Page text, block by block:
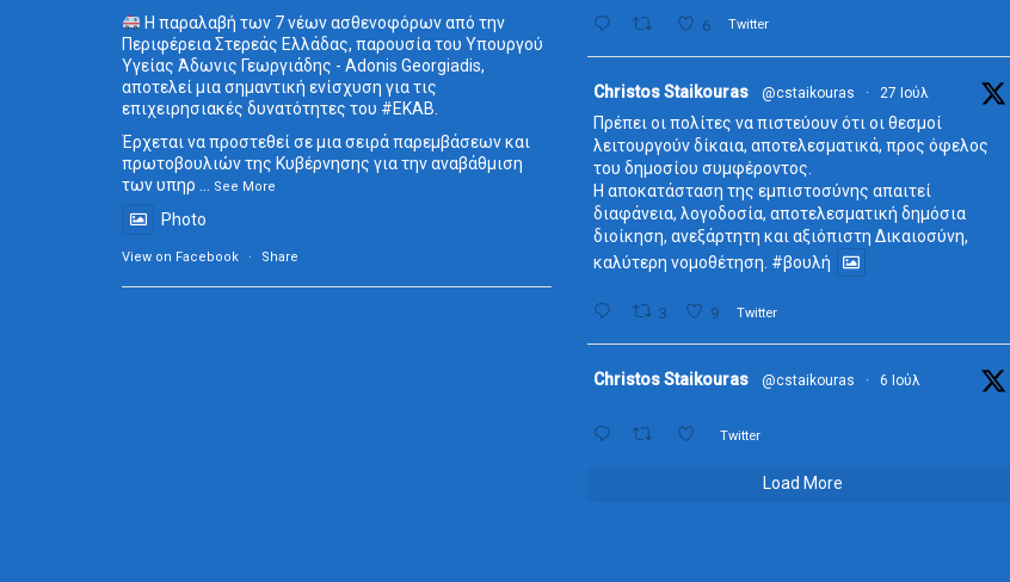
Η παραλαβή των 7 νέων ασθενοφόρων από την
Περιφέρεια Στερεάς Ελλάδας, παρουσία του Υπουργού
Υγείας Άδωνις Γεωργιάδης - Adonis Georgiadis,
αποτελεί μια σημαντική ενίσχυση για τις
επιχειρησιακές δυνατότητες του #ΕΚΑΒ
Έρχεται να προστεθεί σε μια σειρά παρεμβάσεων και
πρωτοβουλιών της Κυβέρνησης για την αναβάθμιση
των υπηρ
See More
Photo
View on Facebook · Share
6 Twitter
Christos Staikouras @cstaikouras · 27 Ιούλ
Πρέπει οι πολίτες να πιστεύουν ότι οι θεσμοί
λειτουργούν δίκαια, αποτελεσματικά, προς όφελος
του δημοσίου συμφέροντος.
Η αποκατάσταση της εμπιστοσύνης απαιτεί
διαφάνεια, λογοδοσία, αποτελεσματική δημόσια
διοίκηση, ανεξάρτητη και αξιόπιστη Δικαιοσύνη,
καλύτερη νομοθέτηση. #βουλή
3 9 Twitter
Christos Staikouras @cstaikouras · 6 Ιούλ
Twitter
Load More